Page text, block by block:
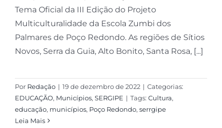
Tema Oficial da III Edição do Projeto
Multiculturalidade da Escola Zumbi dos
Palmares de Poço Redondo. As regiões de Sítios
Novos, Serra da Guia, Alto Bonito, Santa Rosa, [...]
Por Redação | 19 de dezembro de 2022 | Categorias:
EDUCAÇÃO, Municípios, SERGIPE | Tags: Cultura,
educação, municípios, Poço Redondo, serrgipe
Leia Mais